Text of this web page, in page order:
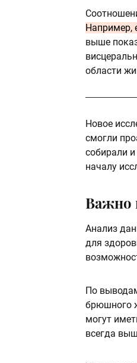
Например,
выше
области
Новое
смогли
собирали
началу
Важно
Анализ
для
По
брюшного
могут
всегда